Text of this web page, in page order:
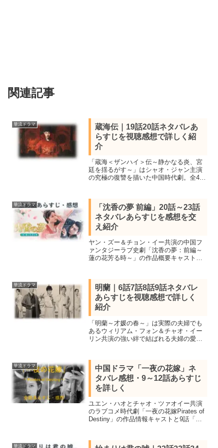
関連記事
華流ドラマ
蔵海伝｜19話20話ネタバレあ
らすじを視聴感想で詳しく紹
介
「蔵海＜ザンハイ＞伝～静かなる炎、宮
廷を揺るがす～」はシャオ・ジャン主演
の究極の復讐を描いた中国時代劇。全40
一族を皆殺しにされた少年が成長し復讐
に向かう。
華流ドラマ
「沈香の夢 前編」20話～23話
ネタバレあらすじを感想を交
え紹介
ヤン・ズー＆チョン・イー共演の中国フ
ァンタジーラブ史劇「沈香の夢：前編～
蓮の花芳る時～」の作品概要キャスト＆
数々のランキングで1位を獲得した超話題
華流ドラマ
明蘭｜6話7話8話9話ネタバレ
あらすじを視聴感想で詳しく
紹介
「明蘭～才媛の春～」は実際の夫婦でも
あるウィリアム・フォン＆チャオ・イー
リン共演の強い絆で結ばれる夫婦の愛を
話9話ネタバレ感想を詳しく紹介します。
華流ドラマ
中国ドラマ「一夜の花嫁」ネ
タバレ感想・9～12話あらすじ
を詳しく
ユエン・ハオとチャオ・ツァオイー共演
のラブコメ時代劇「一夜の花嫁Pirates of
Destiny」の作品情報キャストと9話「若
レあらすじを感想を交え紹介。
華流ドラマ